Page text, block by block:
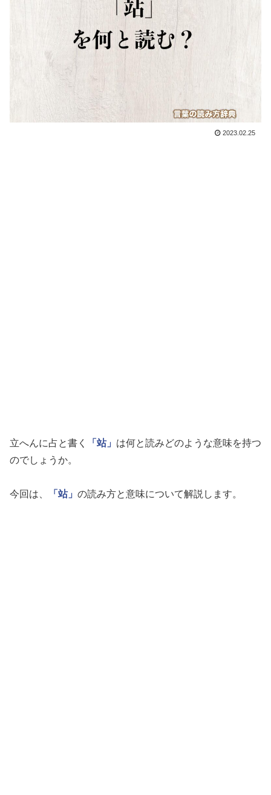
2023.02.25
立へんに占と書く 「站」 は何と読みどのような意味を持つ
のでしょうか。
今回は、 「站」 の読み方と意味について解説します。